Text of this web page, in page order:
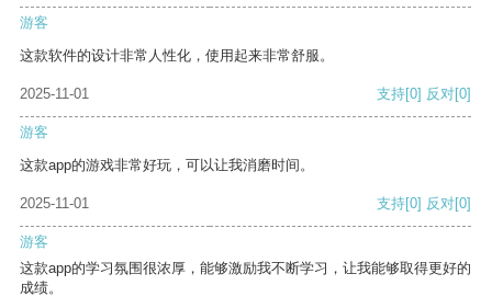
游客
这款软件的设计非常人性化，使用起来非常舒服。
2025-11-01 支持[0] 反对[0]
游客
这款app的游戏非常好玩，可以让我消磨时间。
2025-11-01 支持[0] 反对[0]
游客
这款app的学习氛围很浓厚，能够激励我不断学习，让我能够取得更好的
成绩。